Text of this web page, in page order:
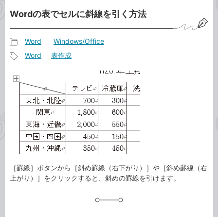
ト
Wordの表でセルに斜線を引く方法
事
カ
テ
ゴ
リ
Word Windows/Office
事
タ
Word 表作成
［罫線］ボタンから［斜め罫線（右下がり）］や［斜め罫線（右
上がり）］をクリックすると、斜めの罫線を引けます。